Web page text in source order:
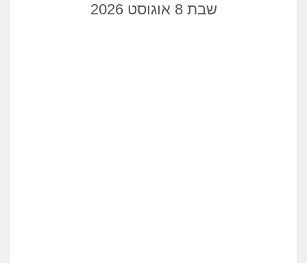
שבת 8 אוגוסט 2026